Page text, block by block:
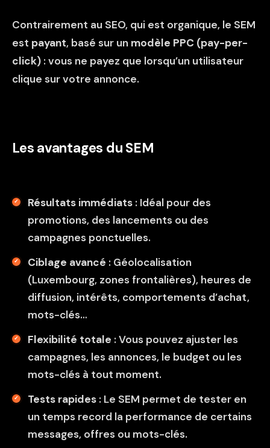
Contrairement au SEO, qui est organique, le SEM
est payant, basé sur un modèle PPC (pay-per-
click) : vous ne payez que lorsqu’un utilisateur
clique sur votre annonce.
Les avantages du SEM
Résultats immédiats : Idéal pour des
promotions, des lancements ou des
campagnes ponctuelles.
Ciblage avancé : Géolocalisation
(Luxembourg, zones frontalières), heures de
diffusion, intérêts, comportements d’achat,
mots-clés…
Flexibilité totale : Vous pouvez ajuster les
campagnes, les annonces, le budget ou les
mots-clés à tout moment.
Tests rapides : Le SEM permet de tester en
un temps record la performance de certains
messages, offres ou mots-clés.